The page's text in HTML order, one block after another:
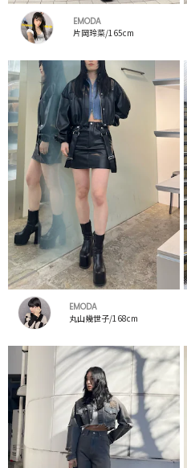
EMODA
片岡玲菜/165cm
EMODA
丸山幾世子/168cm